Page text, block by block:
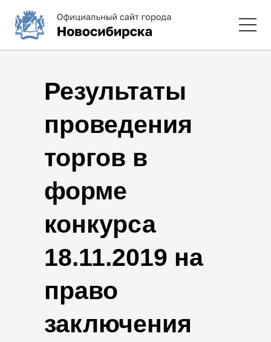
Результаты
проведения
торгов в
форме
конкурса
18.11.2019 на
право
заключения